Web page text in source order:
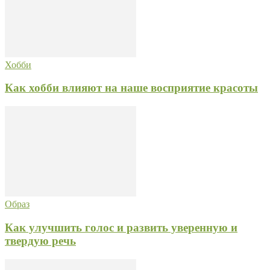
Хобби
Как хобби влияют на наше восприятие красоты
Образ
Как улучшить голос и развить уверенную и
твердую речь